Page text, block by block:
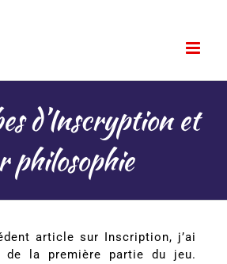
d’Inscryption et
philosophie
article sur Inscription, j’ai
de la première partie du jeu.